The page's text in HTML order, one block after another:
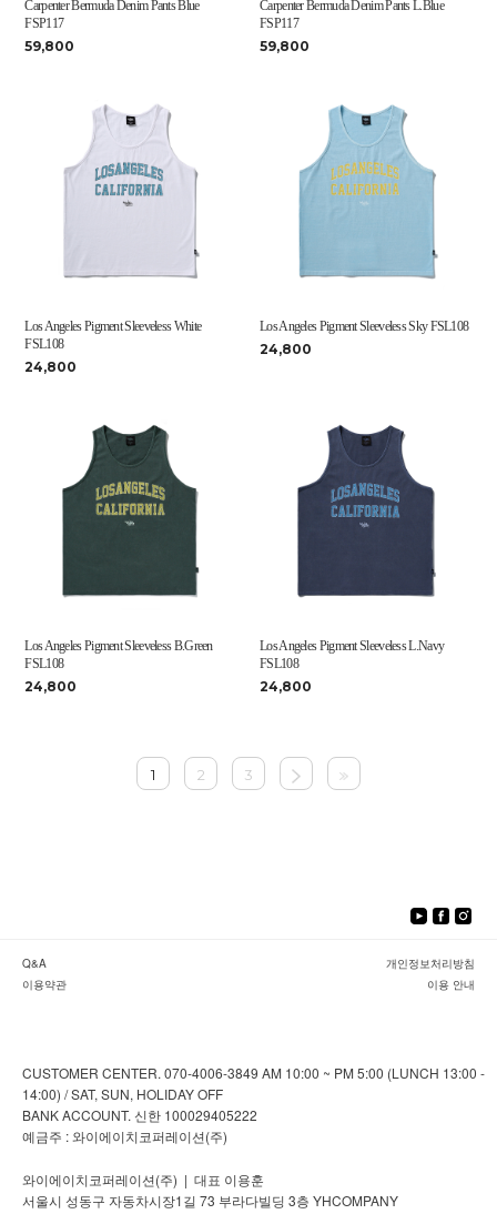
Carpenter Bermuda Denim Pants Blue
FSP117
59,800
Carpenter Bermuda Denim Pants L.Blue
FSP117
59,800
Los Angeles Pigment Sleeveless White
FSL108
24,800
Los Angeles Pigment Sleeveless Sky FSL108
24,800
Los Angeles Pigment Sleeveless B.Green
FSL108
24,800
Los Angeles Pigment Sleeveless L.Navy
FSL108
24,800
1 2 3
Q&A
이용약관
개인정보처리방침
이용 안내
CUSTOMER CENTER. 070-4006-3849 AM 10:00 ~ PM 5:00 (LUNCH 13:00 -
14:00) / SAT, SUN, HOLIDAY OFF
BANK ACCOUNT. 신한 100029405222
예금주 : 와이에이치코퍼레이션(주)
와이에이치코퍼레이션(주) | 대표 이용훈
서울시 성동구 자동차시장1길 73 부라다빌딩 3층 YHCOMPANY